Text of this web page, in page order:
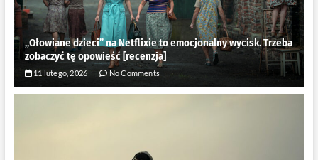
„Ołowiane dzieci” na Netflixie to emocjonalny wycisk. Trzeba
zobaczyć tę opowieść [recenzja]
11 lutego, 2026 No Comments